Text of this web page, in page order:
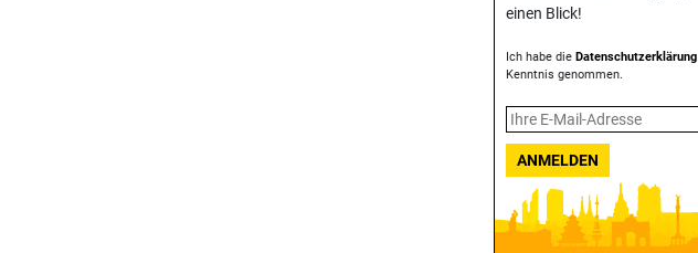
einen Blick!
Ich habe die Datenschutzerklärung
Kenntnis genommen.
ANMELDEN